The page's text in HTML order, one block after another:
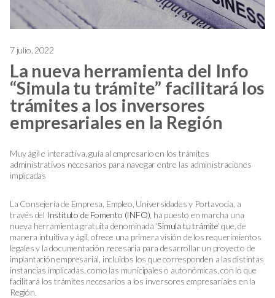
7 julio, 2022
La nueva herramienta del Info
“Simula tu trámite” facilitará los
trámites a los inversores
empresariales en la Región
Muy ágil e interactiva, guía al empresario en los trámites
administrativos necesarios para navegar entre las administraciones
implicadas
La Consejería de Empresa, Empleo, Universidades y Portavocía, a
través del Instituto de Fomento (INFO) , ha puesto en marcha una
nueva herramienta gratuita denominada ‘Simula tu trámite’ que, de
manera intuitiva y ágil, ofrece una primera visión de los requerimientos
legales y la documentación necesaria para desarrollar un proyecto de
implantación empresarial, incluidos los que corresponden a las distintas
instancias implicadas, como las municipales o autonómicas, con lo que
facilitará los trámites necesarios a los inversores empresariales en la
Región.